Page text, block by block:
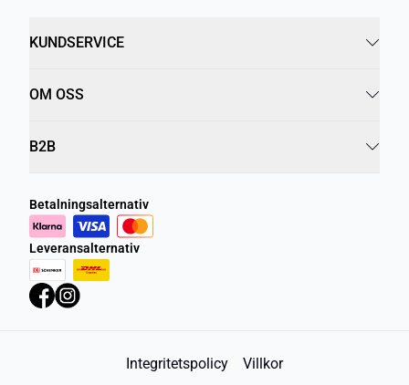
KUNDSERVICE
OM OSS
B2B
Betalningsalternativ
Leveransalternativ
Integritetspolicy Villkor